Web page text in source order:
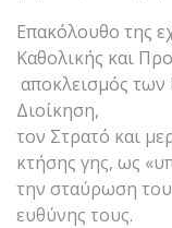
Επακόλουθο της
Καθολικής και
αποκλεισμός
Διοίκηση,
τον Στρατό και
κτήσης γης, ως
την σταύρωση του
ευθύνης τους.